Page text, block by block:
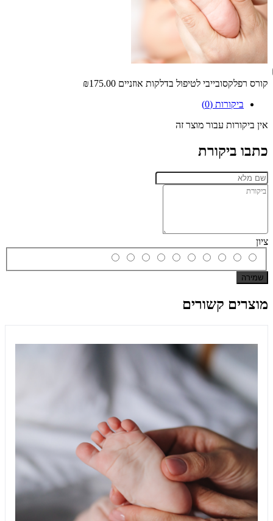
קורס רפלקסובייבי לטיפול בדלקות אוזניים ₪175.00
ביקורות (0)
אין ביקורות עבור מוצר זה
כתבו ביקורת
ציון
שמירה
מוצרים קשורים